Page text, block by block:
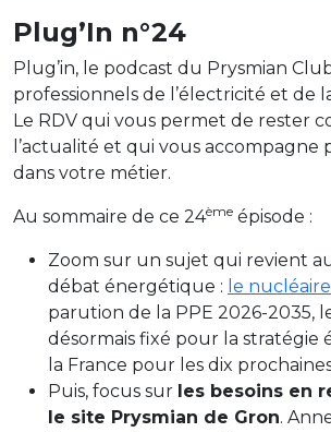
Plug’In n°24
Plug’in, le podcast du Prysmian
professionnels de l’électricité et de
Le RDV qui vous permet de rester
l’actualité et qui vous accompagne
dans votre métier.
Au sommaire de ce 24ème épisode :
Zoom sur un sujet qui revient
débat énergétique : le nucléaire
parution de la PPE 2026-2035,
désormais fixé pour la stratégie
la France pour les dix
Puis, focus sur les besoins en
le site Prysmian de Gron.